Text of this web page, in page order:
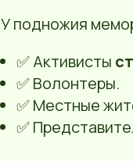
У подножия
✅ Активисты
✅ Волонтеры.
✅ Местные
✅